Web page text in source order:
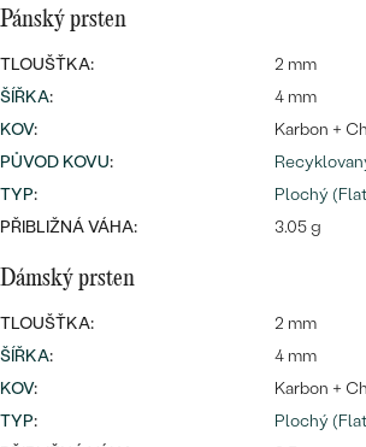
Wave
NA MÍRU
DIAMANTY
přívěsky
OBJEVIT
prsteny
Pánský prsten
TLOUŠŤKA:
2 mm
ŠÍŘKA:
4 mm
KOV:
Karbon +
PŮVOD KOVU:
TYP:
Plochý
PŘIBLIŽNÁ VÁHA:
3.05 g
Dámský prsten
TLOUŠŤKA:
2 mm
ŠÍŘKA:
4 mm
KOV:
Karbon +
TYP:
Plochý